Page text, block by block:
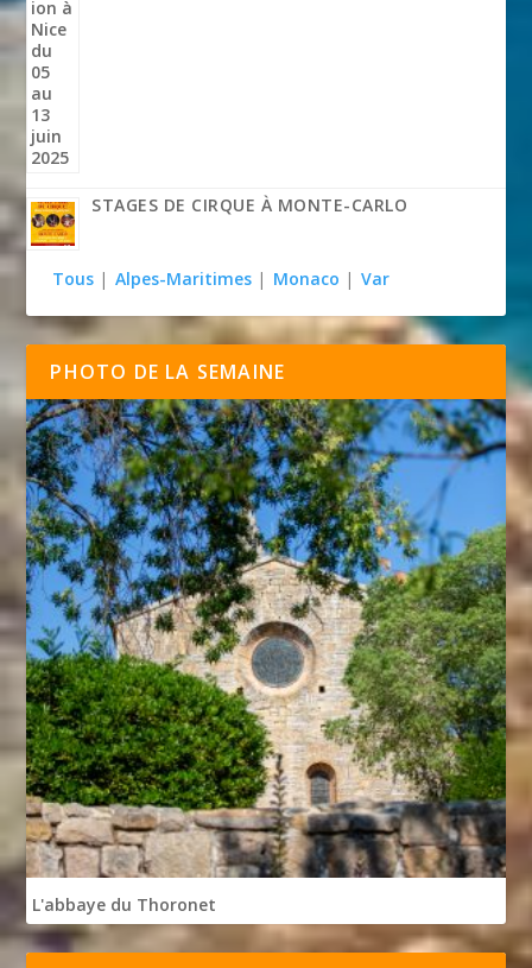
STAGES DE CIRQUE À MONTE-CARLO
Tous | Alpes-Maritimes | Monaco | Var
PHOTO DE LA SEMAINE
L'abbaye du Thoronet